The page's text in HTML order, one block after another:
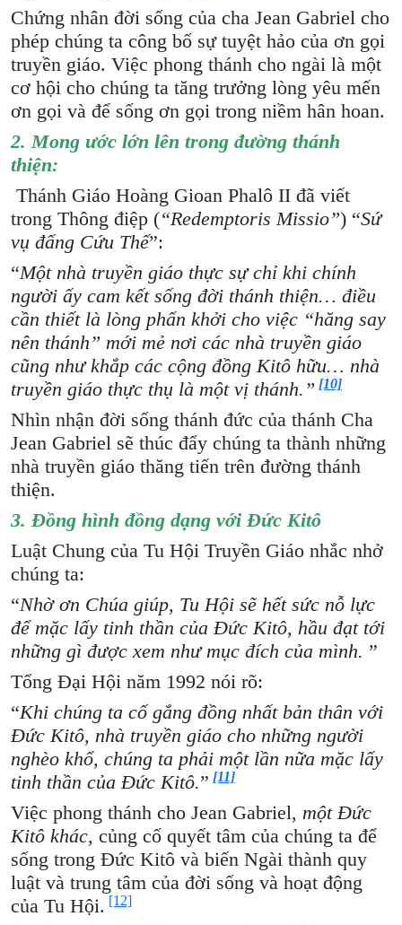
Chứng nhân đời sống của cha Jean Gabriel cho
phép chúng ta công bố sự tuyệt hảo của ơn gọi
truyền giáo. Việc phong thánh cho ngài là một
cơ hội cho chúng ta tăng trưởng lòng yêu mến
ơn gọi và để sống ơn gọi trong niềm hân hoan.
2. Mong ước lớn lên trong đường thánh
thiện:
Thánh Giáo Hoàng Gioan Phalô II đã viết
trong Thông điệp (“Redemptoris Missio”) “Sứ
vụ đấng Cứu Thế”:
“Một nhà truyền giáo thực sự chỉ khi chính
người ấy cam kết sống đời thánh thiện… điều
cần thiết là lòng phấn khởi cho việc “hăng say
nên thánh” mới mẻ nơi các nhà truyền giáo
cũng như khắp các cộng đồng Kitô hữu… nhà
truyền giáo thực thụ là một vị thánh.” [10]
Nhìn nhận đời sống thánh đức của thánh Cha
Jean Gabriel sẽ thúc đẩy chúng ta thành những
nhà truyền giáo thăng tiến trên đường thánh
thiện.
3. Đồng hình đồng dạng với Đức Kitô
Luật Chung của Tu Hội Truyền Giáo nhắc nhở
chúng ta:
“Nhờ ơn Chúa giúp, Tu Hội sẽ hết sức nỗ lực
để mặc lấy tinh thần của Đức Kitô, hầu đạt tới
những gì được xem như mục đích của mình. ”
Tổng Đại Hội năm 1992 nói rõ:
“Khi chúng ta cố gắng đồng nhất bản thân với
Đức Kitô, nhà truyền giáo cho những người
nghèo khổ, chúng ta phải một lần nữa mặc lấy
tinh thần của Đức Kitô.” [11]
Việc phong thánh cho Jean Gabriel, một Đức
Kitô khác, củng cố quyết tâm của chúng ta để
sống trong Đức Kitô và biến Ngài thành quy
luật và trung tâm của đời sống và hoạt động
của Tu Hội. [12]